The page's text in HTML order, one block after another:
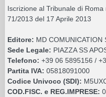
Iscrizione al Tribunale di
71/2013 del 17 Aprile 2013
Editore: MD COMUNICATION
Sede Legale: PIAZZA SS
Telefono: +39 06 5895156 /
Partita IVA: 05818091000
Codice Univoco (SDI):
COD.FISC. e REG.IMPRESE: